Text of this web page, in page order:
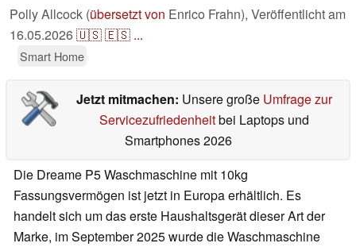
Polly Allcock (übersetzt von Enrico Frahn), Veröffentlicht am
16.05.2026🇺🇸🇪🇸 ...
Smart Home
Jetzt mitmachen: Unsere große Umfrage zur
Servicezufriedenheitbei Laptops und
Smartphones 2026
Die Dreame P5 Waschmaschine mit 10kg
Fassungsvermögen ist jetzt in Europa erhältlich. Es
handelt sich um das erste Haushaltsgerät dieser Art der
Marke, im September 2025 wurde die Waschmaschine